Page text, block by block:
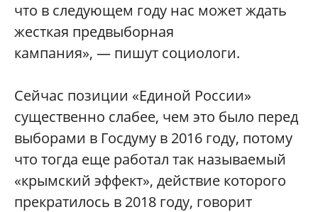
что в следующем году нас может ждать
жесткая предвыборная
кампания», — пишут социологи.
Сейчас позиции «Единой России»
существенно слабее, чем это было перед
выборами в Госдуму в 2016 году, потому
что тогда еще работал так называемый
«крымский эффект», действие которого
прекратилось в 2018 году, говорит